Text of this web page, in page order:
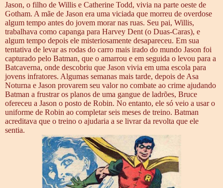
Jason, o filho de Willis e Catherine Todd, vivia na parte oeste de
Gotham. A mãe de Jason era uma viciada que morreu de overdose
algum tempo antes do jovem morar nas ruas. Seu pai, Willis,
trabalhava como capanga para Harvey Dent (o Duas-Caras), e
algum tempo depois ele misteriosamente desapareceu. Em sua
tentativa de levar as rodas do carro mais irado do mundo Jason foi
capturado pelo Batman, que o amarrou e em seguida o levou para a
Batcaverna, onde descobriu que Jason vivia em uma escola para
jovens infratores. Algumas semanas mais tarde, depois de Asa
Noturna e Jason provarem seu valor no combate ao crime ajudando
Batman a frustrar os planos de uma gangue de ladrões, Bruce
ofereceu a Jason o posto de Robin. No entanto, ele só veio a usar o
uniforme de Robin ao completar seis meses de treino. Batman
acreditava que o treino o ajudaria a se livrar da revolta que ele
sentia.